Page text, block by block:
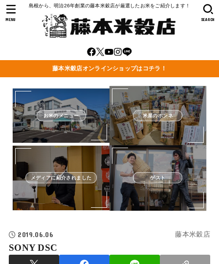
島根から、明治26年創業の藤本米穀店が厳選したお米をご紹介します！
SEARCH
MENU
藤本米穀店オンラインショップはコチラ！
お米のメニュー 米屋のホンネ
メディアに紹介されました ゲスト
2019.06.06 藤本米穀店
SONY DSC